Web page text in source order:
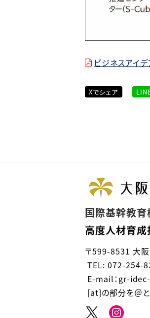
ビジネスアイ
Xでシェア
国際基幹教育
高度人材育成
〒599-8531 大
TEL: 072-254-
E-mail：gr-
[at]の部分を＠と